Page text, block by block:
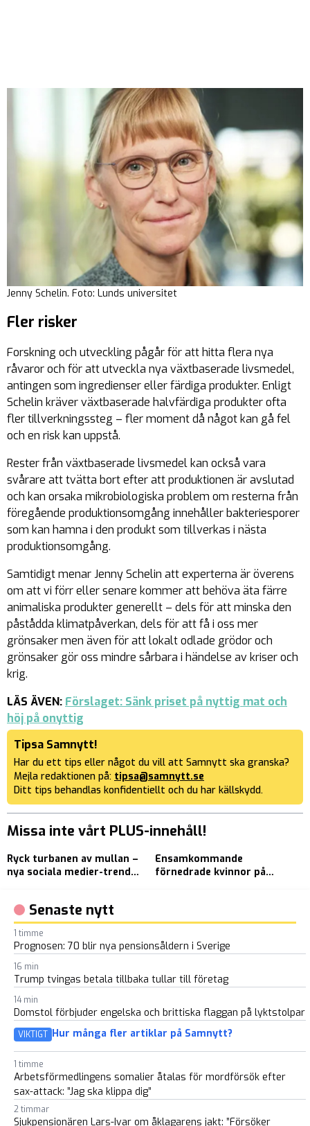
Jenny Schelin. Foto: Lunds universitet
Fler risker
Forskning och utveckling pågår för att hitta flera nya
råvaror och för att utveckla nya växtbaserade livsmedel,
antingen som ingredienser eller färdiga produkter. Enligt
Schelin kräver växtbaserade halvfärdiga produkter ofta
fler tillverkningssteg – fler moment då något kan gå fel
och en risk kan uppstå.
Rester från växtbaserade livsmedel kan också vara
svårare att tvätta bort efter att produktionen är avslutad
och kan orsaka mikrobiologiska problem om resterna från
föregående produktionsomgång innehåller bakteriesporer
som kan hamna i den produkt som tillverkas i nästa
produktionsomgång.
Samtidigt menar Jenny Schelin att experterna är överens
om att vi förr eller senare kommer att behöva äta färre
animaliska produkter generellt – dels för att minska den
påstådda klimatpåverkan, dels för att få i oss mer
grönsaker men även för att lokalt odlade grödor och
grönsaker gör oss mindre sårbara i händelse av kriser och
krig.
LÄS ÄVEN: Förslaget: Sänk priset på nyttig mat och
höj på onyttig
Tipsa Samnytt!
Har du ett tips eller något du vill att Samnytt ska granska?
Mejla redaktionen på: tipsa@samnytt.se
Ditt tips behandlas konfidentiellt och du har källskydd.
Missa inte vårt PLUS-innehåll!
Ryck turbanen av mullan –
nya sociala medier-trenden
Ensamkommande
förnedrade kvinnor på
Senaste nytt
1 timme
Prognosen: 70 blir nya pensionsåldern i Sverige
16 min
Trump tvingas betala tillbaka tullar till företag
14 min
Domstol förbjuder engelska och brittiska flaggan på lyktstolpar
VIKTIGT Hur många fler artiklar på Samnytt?
1 timme
Arbetsförmedlingens somalier åtalas för mordförsök efter
sax-attack: ”Jag ska klippa dig”
2 timmar
Sjukpensionären Lars-Ivar om åklagarens jakt: ”Försöker